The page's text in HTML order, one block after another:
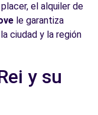
-
km
el alquiler de
le garantiza
ciudad y la región
y su